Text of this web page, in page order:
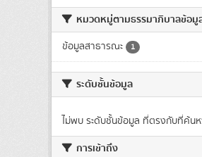
หมวดหมู่ตามธรรมาภิบาลข้อมู
ข้อมูลสาธารณะ 1
ระดับชั้นข้อมูล
ไม่พบ ระดับชั้นข้อมูล ที่ตรงกับที่ค้น
การเข้าถึง